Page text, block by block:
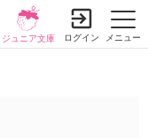
メニュー
ジュニア文庫 ログイン